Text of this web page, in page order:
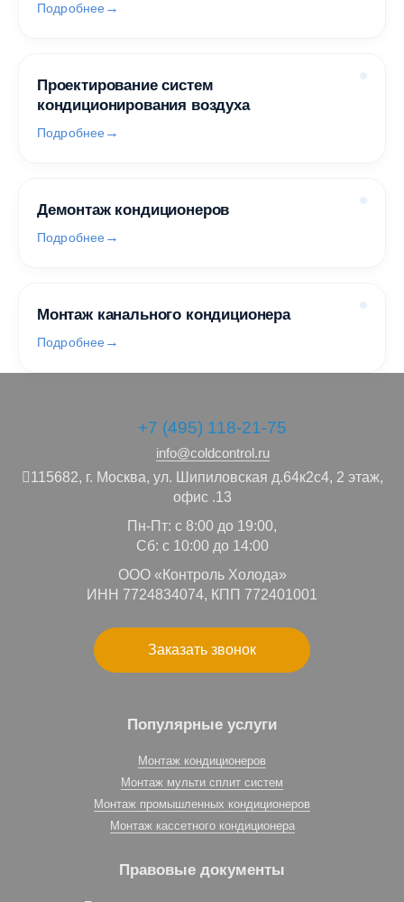
Подробнее
Проектирование систем
кондиционирования воздуха
Подробнее
Демонтаж кондиционеров
Подробнее
Монтаж канального кондиционера
Подробнее
+7 (495) 118-21-75
info@coldcontrol.ru
115682, г. Москва, ул. Шипиловская д.64к2с4, 2 этаж,
офис .13
Пн-Пт: с 8:00 до 19:00,
Сб: с 10:00 до 14:00
ООО «Контроль Холода»
ИНН 7724834074, КПП 772401001
Заказать звонок
Популярные услуги
Монтаж кондиционеров
Монтаж мульти сплит систем
Монтаж промышленных кондиционеров
Монтаж кассетного кондиционера
Правовые документы